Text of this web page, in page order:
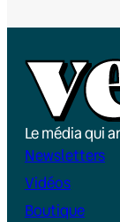
Le média qui
Newsletters
Vidéos
Boutique